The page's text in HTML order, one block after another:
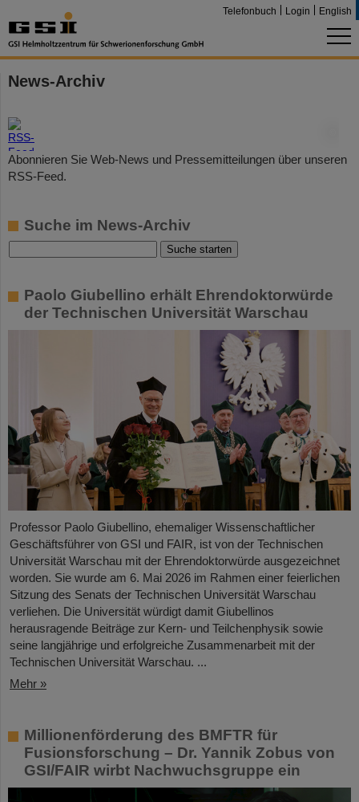
Telefonbuch Login English
News-Archiv
Abonnieren Sie Web-News und Pressemitteilungen über unseren
RSS-Feed.
Suche im News-Archiv
Paolo Giubellino erhält Ehrendoktorwürde
der Technischen Universität Warschau
Professor Paolo Giubellino, ehemaliger Wissenschaftlicher
Geschäftsführer von GSI und FAIR, ist von der Technischen
Universität Warschau mit der Ehrendoktorwürde ausgezeichnet
worden. Sie wurde am 6. Mai 2026 im Rahmen einer feierlichen
Sitzung des Senats der Technischen Universität Warschau
verliehen. Die Universität würdigt damit Giubellinos
herausragende Beiträge zur Kern- und Teilchenphysik sowie
seine langjährige und erfolgreiche Zusammenarbeit mit der
Technischen Universität Warschau. ...
Mehr »
Millionenförderung des BMFTR für
Fusionsforschung – Dr. Yannik Zobus von
GSI/FAIR wirbt Nachwuchsgruppe ein